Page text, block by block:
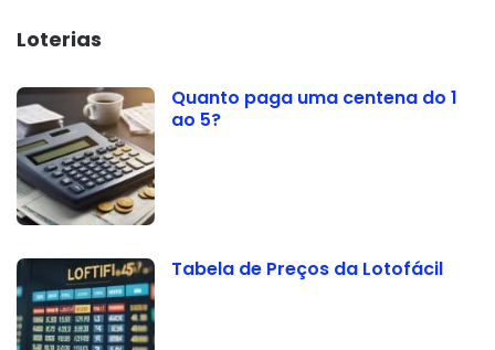
Loterias
Quanto paga uma centena do 1
ao 5?
Tabela de Preços da Lotofácil